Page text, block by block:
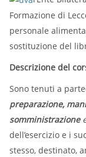
Formazione di
personale
sostituzione del
Descrizione del
Sono tenuti a
preparazione,
somministrazione
dell’esercizio e i
stesso, destinato,